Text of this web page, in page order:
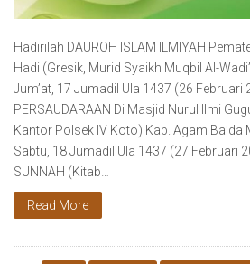
Hadirilah DAUROH ISLAM ILMIYAH
Hadi (Gresik, Murid Syaikh Muqbil Al-
Jum’at, 17 Jumadil Ula 1437 (26 Februari
PERSAUDARAAN Di Masjid Nurul Ilmi
Kantor Polsek IV Koto) Kab. Agam
Sabtu, 18 Jumadil Ula 1437 (27 Februari
SUNNAH (Kitab…
Read More